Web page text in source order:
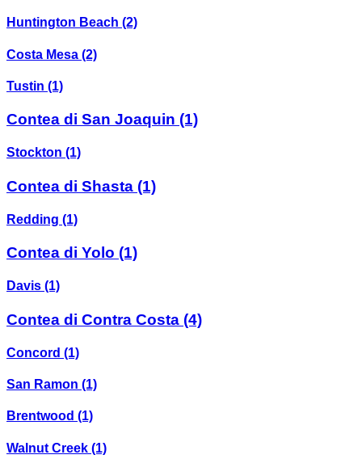
Huntington Beach (2)
Costa Mesa (2)
Tustin (1)
Contea di San Joaquin (1)
Stockton (1)
Contea di Shasta (1)
Redding (1)
Contea di Yolo (1)
Davis (1)
Contea di Contra Costa (4)
Concord (1)
San Ramon (1)
Brentwood (1)
Walnut Creek (1)